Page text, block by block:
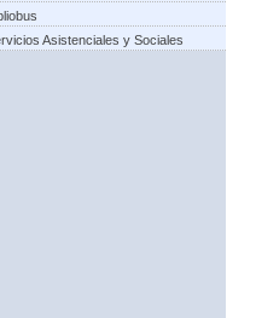
Asistenciales y Sociales